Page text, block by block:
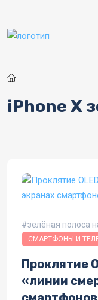
iPhone X
зелёная полоса
СМАРТФОНЫ И
Проклятие
«линии